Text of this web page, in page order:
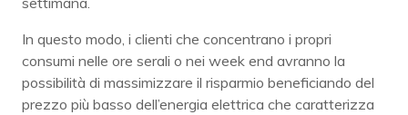
In questo modo, i clienti che concentrano i propri
consumi nelle ore serali o nei week end avranno la
possibilità di massimizzare il risparmio beneficiando del
prezzo più basso dell’energia elettrica che caratterizza